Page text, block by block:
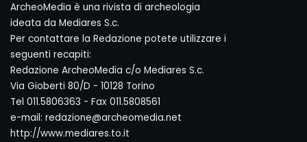
ArcheoMedia è una rivista di archeologia
ideata da Mediares S.c.
Per contattare la Redazione potete utilizzare i
seguenti recapiti:
Redazione ArcheoMedia c/o Mediares S.c.
Via Gioberti 80/D - 10128 Torino
Tel 011.5806363 - Fax 011.5808561
e-mail: redazione@archeomedia.net
http://www.mediares.to.it